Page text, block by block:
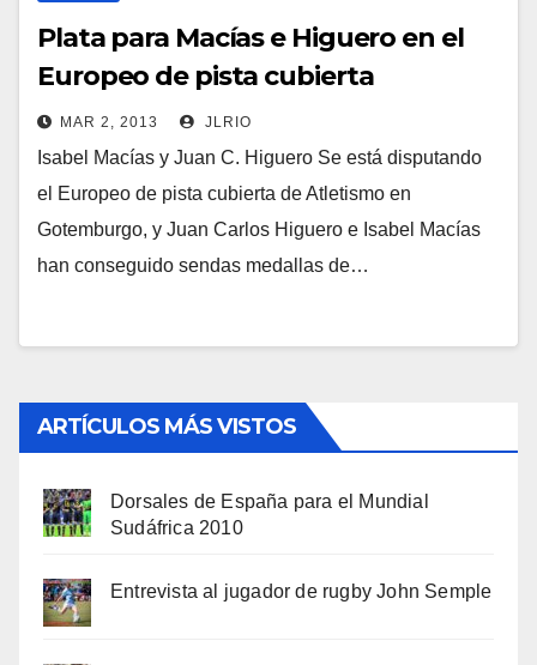
Plata para Macías e Higuero en el
Europeo de pista cubierta
MAR 2, 2013 JLRIO
Isabel Macías y Juan C. Higuero Se está disputando
el Europeo de pista cubierta de Atletismo en
Gotemburgo, y Juan Carlos Higuero e Isabel Macías
han conseguido sendas medallas de…
ARTÍCULOS MÁS VISTOS
Dorsales de España para el Mundial
Sudáfrica 2010
Entrevista al jugador de rugby John Semple